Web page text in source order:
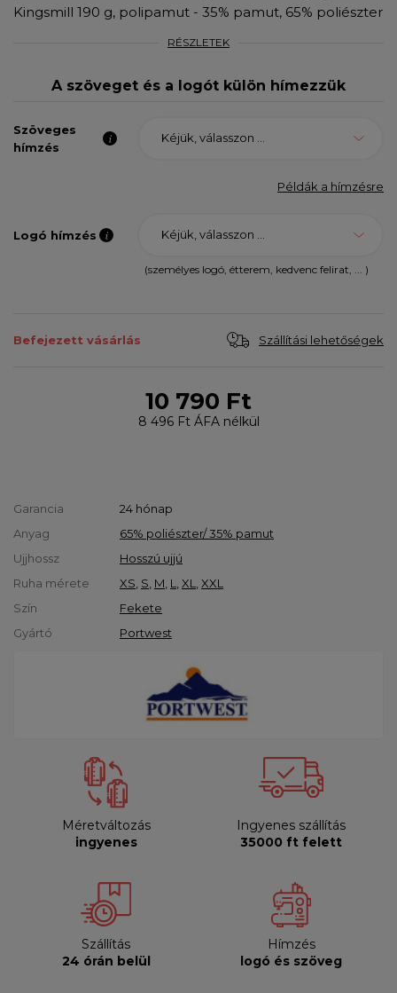
Kingsmill 190 g, polipamut - 35% pamut, 65% poliészter
RÉSZLETEK
A szöveget és a logót külön hímezzük
Szöveges
hímzés
Kéjük, válasszon ...
Példák a hímzésre
Logó hímzés Kéjük, válasszon ...
(személyes logó, étterem, kedvenc felirat, ... )
Befejezett vásárlás Szállítási lehetőségek
10 790 Ft
8 496 FtÁFA nélkül
Garancia
24 hónap
Anyag
65% poliészter/ 35% pamut
Ujjhossz
Hosszú ujjú
Ruha mérete
XS S M L XL
XXL
Szín
Fekete
Gyártó
Portwest
Méretváltozás
ingyenes
Ingyenes szállítás
35000 ft felett
Szállítás
24 órán belül
Hímzés
logó és szöveg